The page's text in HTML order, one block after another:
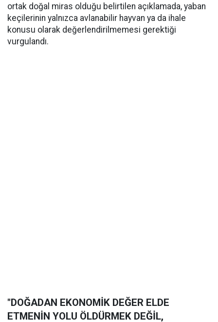
ortak doğal miras olduğu belirtilen açıklamada, yaban
keçilerinin yalnızca avlanabilir hayvan ya da ihale
konusu olarak değerlendirilmemesi gerektiği
vurgulandı.
"DOĞADAN EKONOMİK DEĞER ELDE
ETMENİN YOLU ÖLDÜRMEK DEĞİL,